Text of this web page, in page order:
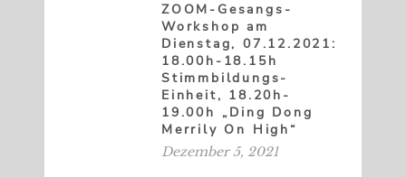
ZOOM-Gesangs-
Workshop am
Dienstag, 07.12.2021:
18.00h-18.15h
Stimmbildungs-
Einheit, 18.20h-
19.00h „Ding Dong
Merrily On High“
Dezember 5, 2021